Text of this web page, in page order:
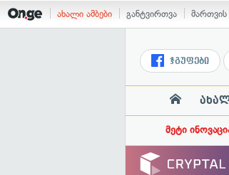
ახალი ამბები განტვირთვა
ჯგუფები
მეტი